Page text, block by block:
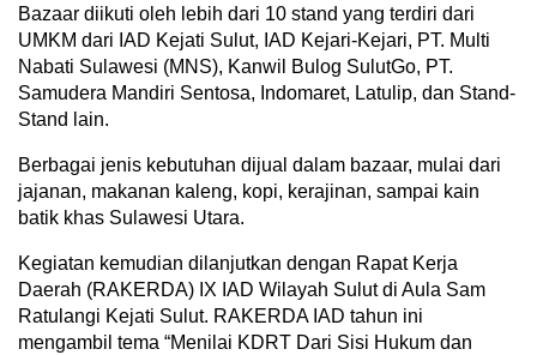
Bazaar diikuti oleh lebih dari 10 stand yang terdiri dari
UMKM dari IAD Kejati Sulut, IAD Kejari-Kejari, PT. Multi
Nabati Sulawesi (MNS), Kanwil Bulog SulutGo, PT.
Samudera Mandiri Sentosa, Indomaret, Latulip, dan Stand-
Stand lain.
Berbagai jenis kebutuhan dijual dalam bazaar, mulai dari
jajanan, makanan kaleng, kopi, kerajinan, sampai kain
batik khas Sulawesi Utara.
Kegiatan kemudian dilanjutkan dengan Rapat Kerja
Daerah (RAKERDA) IX IAD Wilayah Sulut di Aula Sam
Ratulangi Kejati Sulut. RAKERDA IAD tahun ini
mengambil tema “Menilai KDRT Dari Sisi Hukum dan